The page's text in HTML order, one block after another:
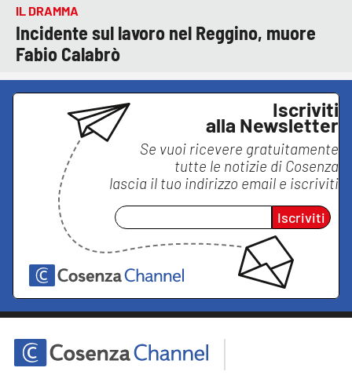
IL DRAMMA
Incidente sul lavoro nel Reggino, muore
Fabio Calabrò
Iscriviti
alla Newsletter
Se vuoi ricevere gratuitamente
tutte le notizie di Cosenza
lascia il tuo indirizzo email e iscriviti
Iscriviti